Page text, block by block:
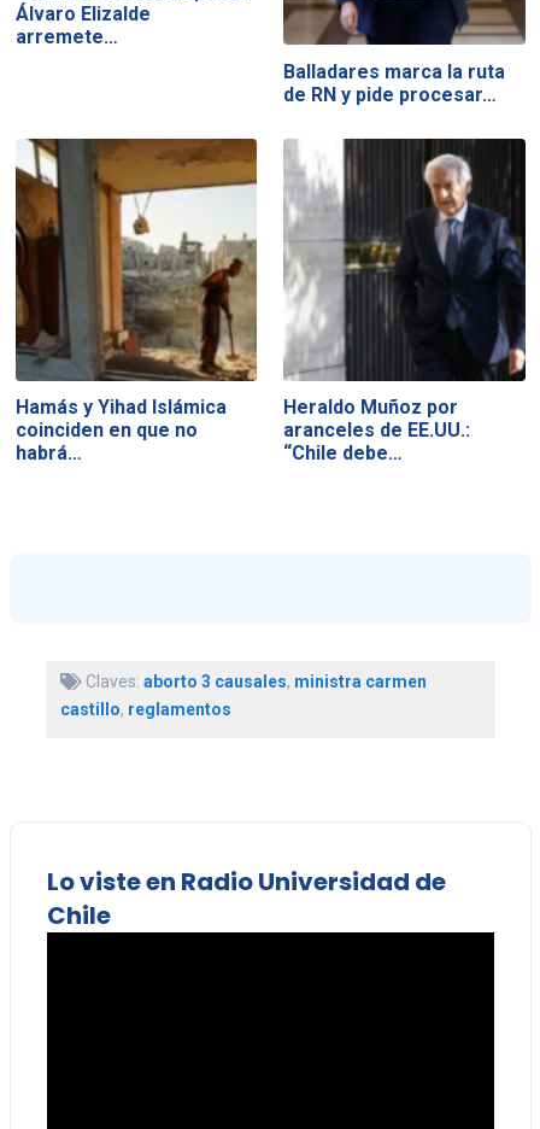
Álvaro Elizalde
arremete…
Balladares marca la ruta
de RN y pide procesar…
Hamás y Yihad Islámica
coinciden en que no
habrá…
Heraldo Muñoz por
aranceles de EE.UU.:
“Chile debe…
Claves: aborto 3 causales, ministra carmen
castillo, reglamentos
Lo viste en Radio Universidad de
Chile